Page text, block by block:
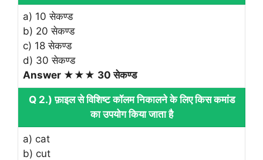
a) 10 सेकण्‍ड
b) 20 सेकण्‍ड
c) 18 सेकण्‍ड
d) 30 सेकण्‍ड
Answer ★★★ 30 सेकण्‍ड
Q 2.) फ़ाइल से विशिष्ट कॉलम निकालने के लिए किस कमांड
का उपयोग किया जाता है
a) cat
b) cut